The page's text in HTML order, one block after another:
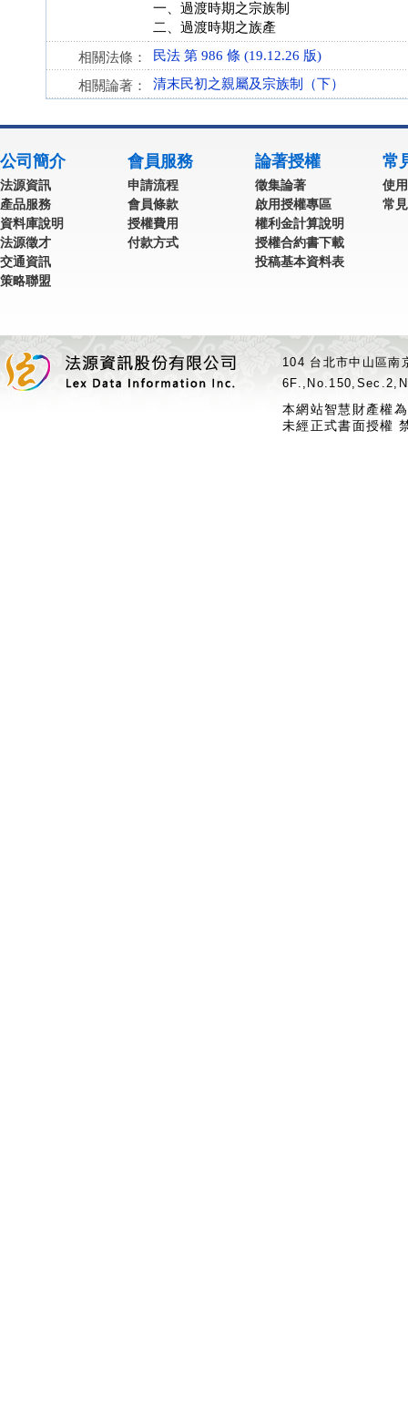
一、過渡時期之宗族制
二、過渡時期之族產
相關法條： 民法 第 986 條 (19.12.26 版)
相關論著： 清末民初之親屬及宗族制（下）
公司簡介
法源資訊
產品服務
資料庫說明
法源徵才
交通資訊
策略聯盟
會員服務
申請流程
會員條款
授權費用
付款方式
論著授權
徵集論著
啟用授權專區
權利金計算說明
授權合約書下載
投稿基本資料表
常
使
常
104 台北市中山區
本網站智慧財產權
未經正式書面授權